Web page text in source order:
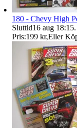
180 - Chevy High
Sluttid16 aug 18:15.
Pris:199 kr,Eller